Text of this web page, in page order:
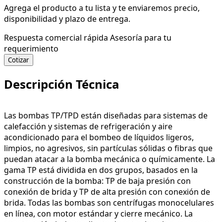
Agrega el producto a tu lista y te enviaremos precio,
disponibilidad y plazo de entrega.
Respuesta comercial rápida Asesoría para tu
requerimiento
Cotizar
Descripción Técnica
Las bombas TP/TPD están diseñadas para sistemas de
calefacción y sistemas de refrigeración y aire
acondicionado para el bombeo de líquidos ligeros,
limpios, no agresivos, sin partículas sólidas o fibras que
puedan atacar a la bomba mecánica o químicamente. La
gama TP está dividida en dos grupos, basados en la
construcción de la bomba: TP de baja presión con
conexión de brida y TP de alta presión con conexión de
brida. Todas las bombas son centrífugas monocelulares
en línea, con motor estándar y cierre mecánico. La